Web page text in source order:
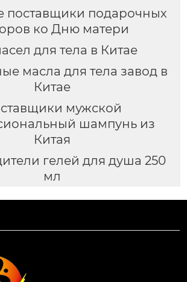
поставщики подарочных
ко Дню матери
для тела в Китае
масла для тела завод в
Китае
мужской
шампунь из
Китая
гелей для душа 250
мл